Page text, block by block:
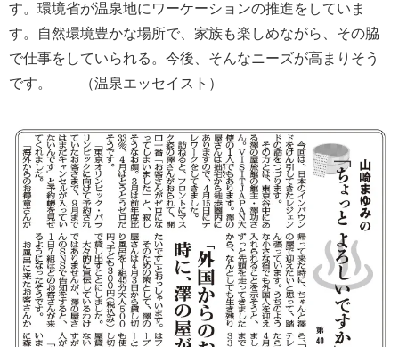
す。環境省が温泉地にワーケーションの推進をしていま
す。自然環境豊かな場所で、家族も楽しめながら、その脇
で仕事をしていられる。今後、そんなニーズが高まりそう
です。 （温泉エッセイスト）